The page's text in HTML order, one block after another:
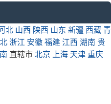
北 山西 陕西 山东 新疆 西藏 青
浙江 安徽福建 江西 湖南 贵
直辖市北京 上海 天津 重庆